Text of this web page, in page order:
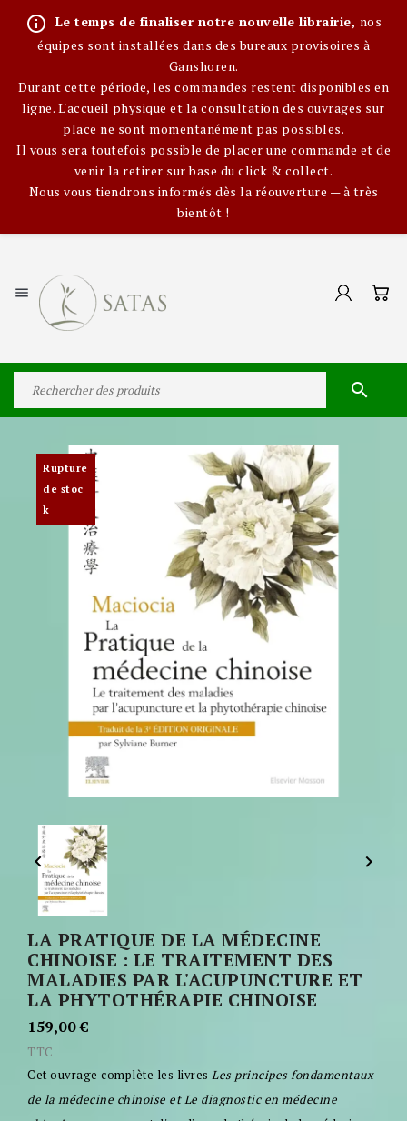
info_outline Le temps de finaliser notre nouvelle librairie, nos
équipes sont installées dans des bureaux provisoires à
Ganshoren.
Durant cette période, les commandes restent disponibles en
ligne. L'accueil physique et la consultation des ouvrages sur
place ne sont momentanément pas possibles.
Il vous sera toutefois possible de placer une commande et de
venir la retirer sur base du click & collect.
Nous vous tiendrons informés dès la réouverture — à très
bientôt !


Rupture
de stoc
k
 
LA PRATIQUE DE LA MÉDECINE
CHINOISE : LE TRAITEMENT DES
MALADIES PAR L'ACUPUNCTURE ET
LA PHYTOTHÉRAPIE CHINOISE
159,00 €
TTC
Cet ouvrage complète les livres Les principes fondamentaux
de la médecine chinoise etLe diagnostic en médecine